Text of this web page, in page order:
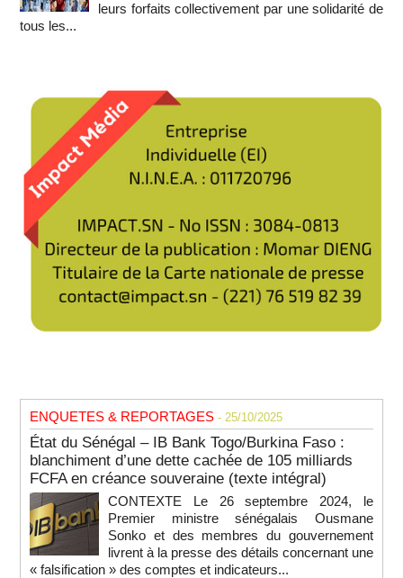
leurs forfaits collectivement par une solidarité de
tous les...
ENQUETES & REPORTAGES - 25/10/2025
État du Sénégal – IB Bank Togo/Burkina Faso :
blanchiment d’une dette cachée de 105 milliards
FCFA en créance souveraine (texte intégral)
CONTEXTE Le 26 septembre 2024, le
Premier ministre sénégalais Ousmane
Sonko et des membres du gouvernement
livrent à la presse des détails concernant une
« falsification » des comptes et indicateurs...